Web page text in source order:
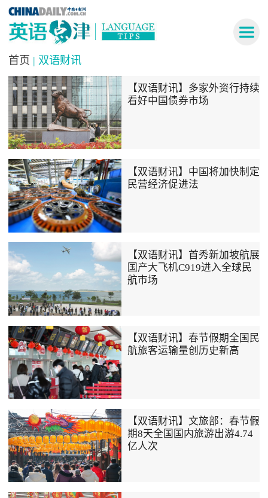
首页 | 双语财讯
【双语财讯】多家外资行持续
看好中国债券市场
【双语财讯】中国将加快制定
民营经济促进法
【双语财讯】首秀新加坡航展
国产大飞机C919进入全球民
航市场
【双语财讯】春节假期全国民
航旅客运输量创历史新高
【双语财讯】文旅部：春节假
期8天全国国内旅游出游4.74
亿人次